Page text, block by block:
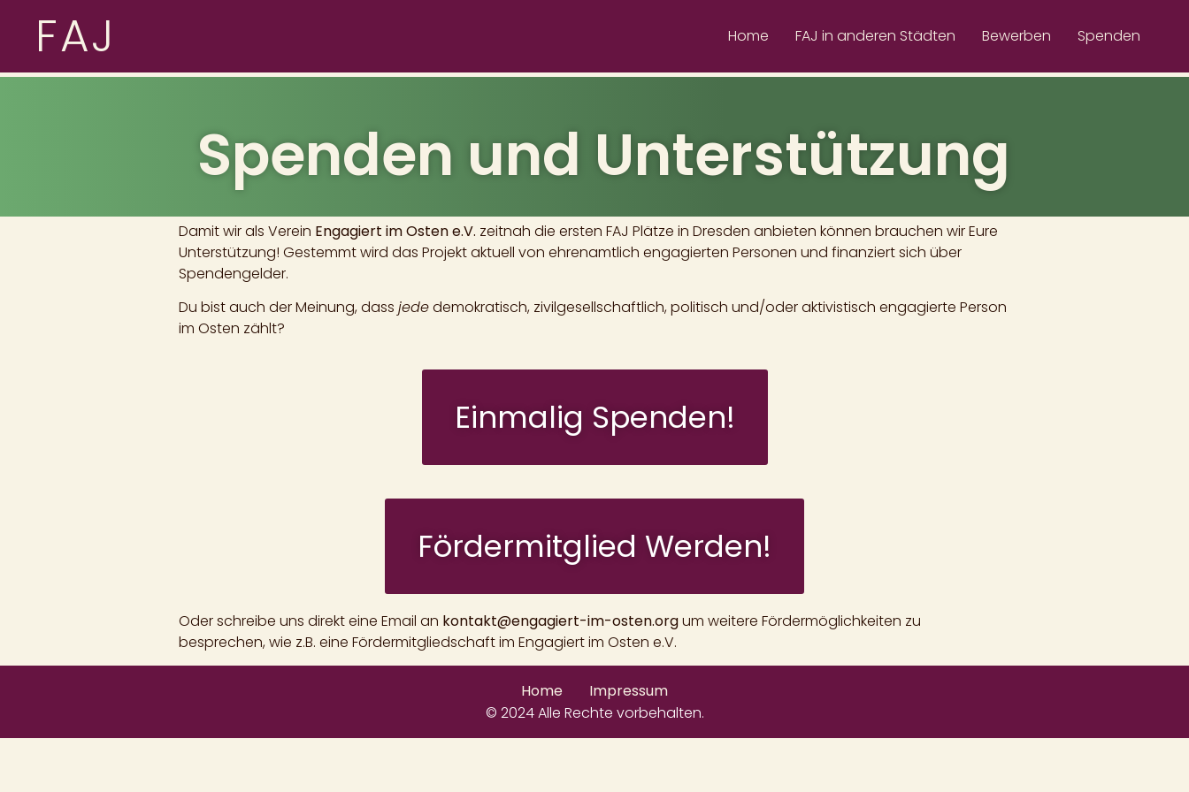
FAJ Home FAJ in anderen Städten Bewerben Spenden
Spenden und Unterstützung
Damit wir als Verein Engagiert im Osten e.V. zeitnah die ersten FAJ Plätze in Dresden anbieten können brauchen wir Eure
Unterstützung! Gestemmt wird das Projekt aktuell von ehrenamtlich engagierten Personen und finanziert sich über
Spendengelder.
Du bist auch der Meinung, dass jededemokratisch, zivilgesellschaftlich, politisch und/oder aktivistisch engagierte Person
im Osten zählt?
Einmalig Spenden!
Fördermitglied Werden!
Oder schreibe uns direkt eine Email an kontakt@engagiert-im-osten.orgum weitere Fördermöglichkeiten zu
besprechen, wie z.B. eine Fördermitgliedschaft im Engagiert im Osten e.V.
Home
Impressum
© 2024 Alle Rechte vorbehalten.